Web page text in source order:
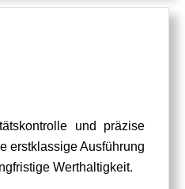
und präzise
erstklassige Ausführung
Werthaltigkeit.